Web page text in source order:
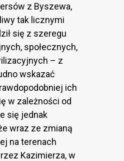
z Byszewa,
tak licznymi
się z szeregu
społecznych,
– z
wskazać
ich
w zależności od
się jednak
wraz ze zmianą
na terenach
Kazimierza, w